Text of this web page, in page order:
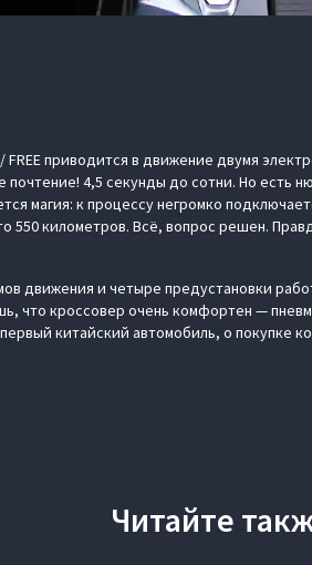
FREE приводится в движение двумя
4,5 секунды до сотни. Но есть
магия: к процессу негромко
550 километров. Всё, вопрос решен.
движения и четыре предустановки
что кроссовер очень комфортен —
китайский автомобиль, о покупке
Читайте